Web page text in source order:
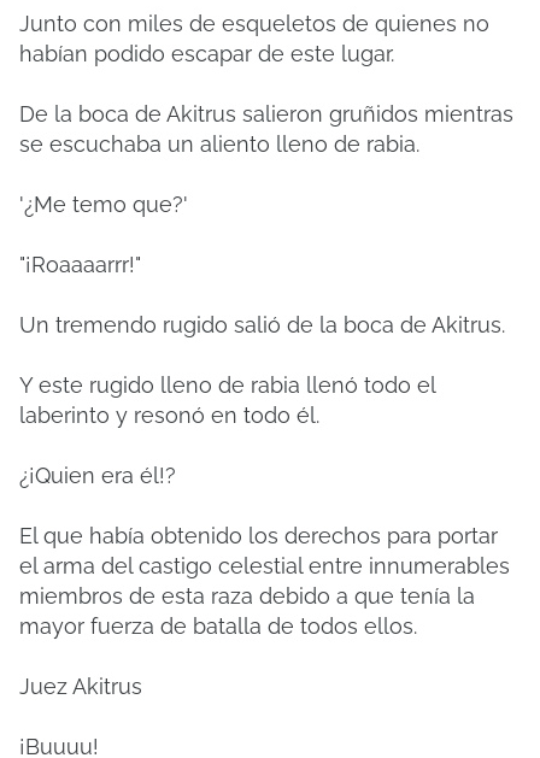
Junto con miles de esqueletos de quienes no
habían podido escapar de este lugar.
De la boca de Akitrus salieron gruñidos mientras
se escuchaba un aliento lleno de rabia.
'¿Me temo que?'
"¡Roaaaarrr!"
Un tremendo rugido salió de la boca de Akitrus.
Y este rugido lleno de rabia llenó todo el
laberinto y resonó en todo él.
¿¡Quien era él!?
El que había obtenido los derechos para portar
el arma del castigo celestial entre innumerables
miembros de esta raza debido a que tenía la
mayor fuerza de batalla de todos ellos.
Juez Akitrus
¡Buuuu!